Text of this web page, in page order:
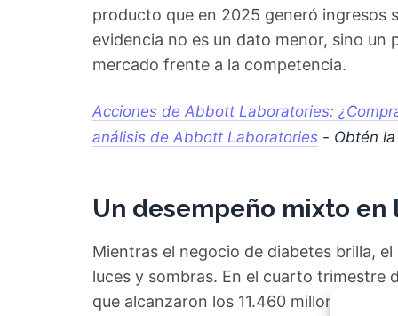
producto que en 2025 generó ingresos
evidencia no es un dato menor, sino
mercado frente a la competencia.
Acciones de Abbott Laboratories:
análisis de Abbott Laboratories - Obtén
Un desempeño mixto
Mientras el negocio de diabetes brilla,
luces y sombras. En el cuarto trimestre
que alcanzaron los 11.460 millones de